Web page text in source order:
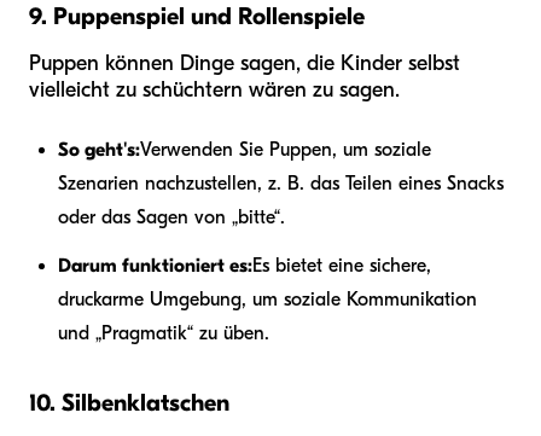
9. Puppenspiel und Rollenspiele
Puppen können Dinge sagen, die Kinder selbst
vielleicht zu schüchtern wären zu sagen.
So geht's:Verwenden Sie Puppen, um soziale
Szenarien nachzustellen, z. B. das Teilen eines Snacks
oder das Sagen von „bitte“.
Darum funktioniert es:Es bietet eine sichere,
druckarme Umgebung, um soziale Kommunikation
und „Pragmatik“ zu üben.
10. Silbenklatschen